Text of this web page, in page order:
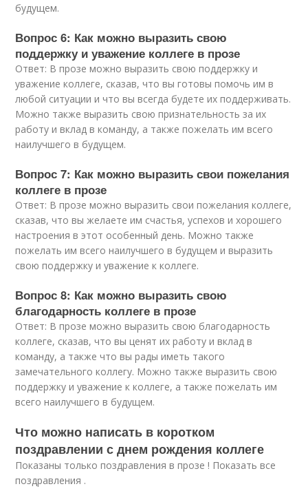
будущем.
Вопрос 6: Как можно выразить свою
поддержку и уважение коллеге в прозе
Ответ: В прозе можно выразить свою поддержку и
уважение коллеге, сказав, что вы готовы помочь им в
любой ситуации и что вы всегда будете их поддерживать.
Можно также выразить свою признательность за их
работу и вклад в команду, а также пожелать им всего
наилучшего в будущем.
Вопрос 7: Как можно выразить свои пожелания
коллеге в прозе
Ответ: В прозе можно выразить свои пожелания коллеге,
сказав, что вы желаете им счастья, успехов и хорошего
настроения в этот особенный день. Можно также
пожелать им всего наилучшего в будущем и выразить
свою поддержку и уважение к коллеге.
Вопрос 8: Как можно выразить свою
благодарность коллеге в прозе
Ответ: В прозе можно выразить свою благодарность
коллеге, сказав, что вы ценят их работу и вклад в
команду, а также что вы рады иметь такого
замечательного коллегу. Можно также выразить свою
поддержку и уважение к коллеге, а также пожелать им
всего наилучшего в будущем.
Что можно написать в коротком
поздравлении с днем рождения коллеге
Показаны только поздравления в прозе ! Показать все
поздравления .